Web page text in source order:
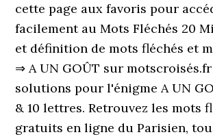
cette page aux favoris pour
facilement au Mots Fléchés 20
et définition de mots fléchés et
⇒ A UN GOÛT sur
solutions pour l'énigme A UN
& 10 lettres. Retrouvez les mots
gratuits en ligne du Parisien,